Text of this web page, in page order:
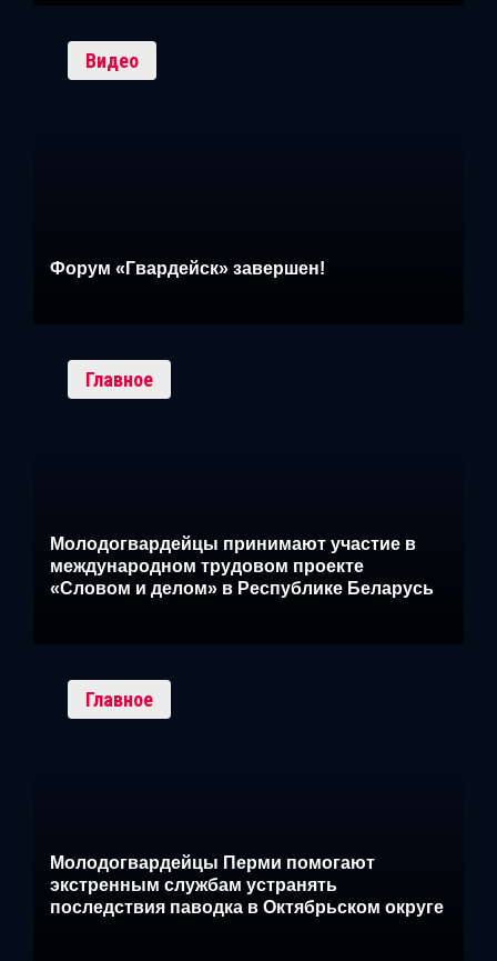
Видео
Форум «Гвардейск» завершен!
Главное
Молодогвардейцы принимают участие в
международном трудовом проекте
«Словом и делом» в Республике Беларусь
Главное
Молодогвардейцы Перми помогают
экстренным службам устранять
последствия паводка в Октябрьском округе